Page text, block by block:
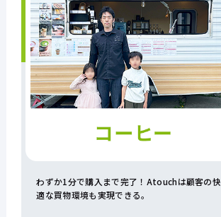
ホーム
わずか1分で購入まで完了！Atouchは顧客の快
適な買物環境も実現できる。